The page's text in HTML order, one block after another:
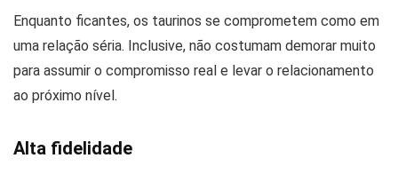
Enquanto ficantes, os taurinos se comprometem como em
uma relação séria. Inclusive, não costumam demorar muito
para assumir o compromisso real e levar o relacionamento
ao próximo nível.
Alta fidelidade